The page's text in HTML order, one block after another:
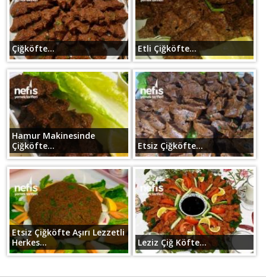
Çiğköfte... Etli Çiğköfte...
Hamur Makinesinde
Çiğköfte...
Etsiz Çiğköfte...
Etsiz Çiğköfte Aşırı Lezzetli
Herkes...
Leziz Çiğ Köfte...